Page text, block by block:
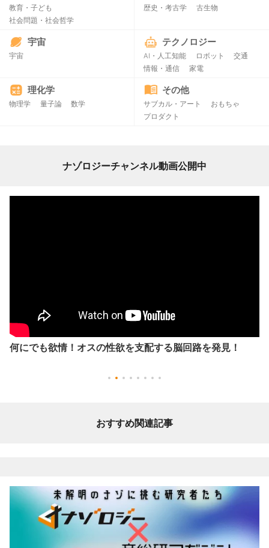
教育・子ども
社会問題・社会哲学
歴史・考古学 古生物
宇宙
宇宙
テクノロジー
AI・人工知能 ロボット
交通
情報・通信
家電
理化学
物理学 量子論 数学
その他
サブカル・アート
おもちゃ
プロダクト
ナゾロジーチャンネル動画公開中
何にでも欲情！オスの性欲を支配する脳回路を発見！
おすすめ関連記事